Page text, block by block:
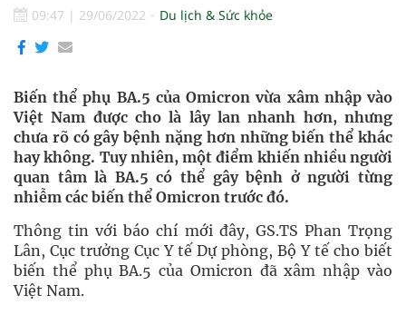
09:47 | 29/06/2022 Du lịch & Sức khỏe
Biến thể phụ BA.5 của Omicron vừa xâm nhập vào
Việt Nam được cho là lây lan nhanh hơn, nhưng
chưa rõ có gây bệnh nặng hơn những biến thể khác
hay không. Tuy nhiên, một điểm khiến nhiều người
quan tâm là BA.5 có thể gây bệnh ở người từng
nhiễm các biến thể Omicron trước đó.
Thông tin với báo chí mới đây, GS.TS Phan Trọng
Lân, Cục trưởng Cục Y tế Dự phòng, Bộ Y tế cho biết
biến thể phụ BA.5 của Omicron đã xâm nhập vào
Việt Nam.